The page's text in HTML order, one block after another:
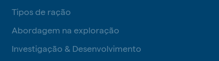
Tipos de ração
Abordagem na exploração
Investigação & Desenvolvimento